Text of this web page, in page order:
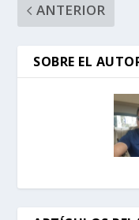
ANTERIOR
SOBRE EL